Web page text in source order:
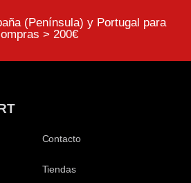
(Península) y Portugal para
> 200€
Contacto
Tiendas